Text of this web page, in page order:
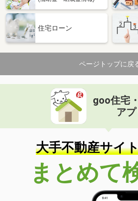
住宅ローン
ページトップに戻
goo住宅
アプ
大手不動産サイ
まとめて